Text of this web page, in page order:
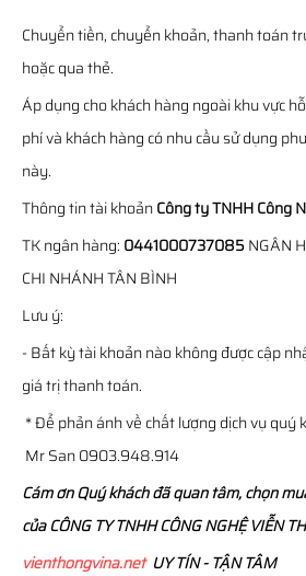
Chuyển tiền, chuyển khoản, thanh toán
hoặc qua thẻ.
Áp dụng cho khách hàng ngoài khu vực
phí và khách hàng có nhu cầu sử dụng
này.
Thông tin tài khoảnCông ty TNHH Công
TK ngân hàng: 0441000737085NGÂN
CHI NHÁNH TÂN BÌNH
Lưu ý:
- Bất kỳ tài khoản nào không được cập
giá trị thanh toán.
* Để phản ánh về chất lượng dịch vụ quý
Mr San 0903.948.914
Cám ơn Quý khách đã quan tâm, chọn
của CÔNG TY TNHH CÔNG NGHỆ VIỄN
vienthongvina.netUY TÍN - TẬN TÂM